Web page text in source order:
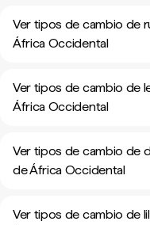
Ver tipos de cambio de
África Occidental
Ver tipos de cambio de
África Occidental
Ver tipos de cambio de
de África Occidental
Ver tipos de cambio de